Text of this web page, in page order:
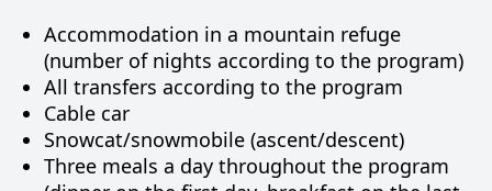
Accommodation in a mountain refuge
(number of nights according to the program)
All transfers according to the program
Cable car
Snowcat/snowmobile (ascent/descent)
Three meals a day throughout the program